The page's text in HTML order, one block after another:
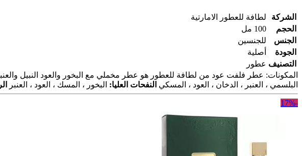
الشركة
لطافة للعطور الامارتية
الحجم
100 مل
الجنس
للجنسين
الجودة
أصلية
التصنيف عطور
المكونات: عطر فلفت عود من لطافة للعطور هو عطر مخملي مع البخور والعود النبيل
البلسمي ، العنبر ، الدخان ، العود ، المسكي النفحات العليا: البخور ، المسك ، العود ، العنبر
-17%